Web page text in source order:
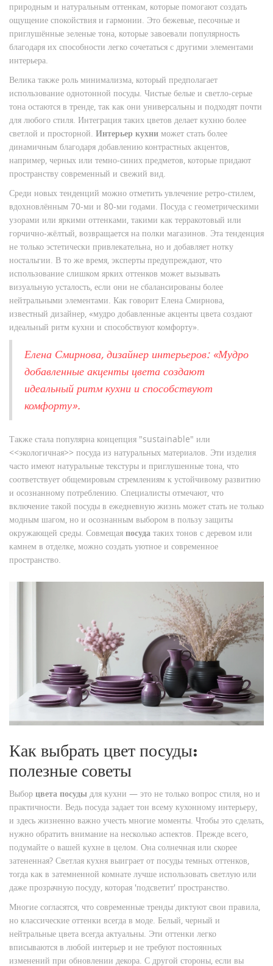
природным и натуральным оттенкам, которые помогают создать
ощущение спокойствия и гармонии. Это бежевые, песочные и
приглушённые зеленые тона, которые завоевали популярность
благодаря их способности легко сочетаться с другими элементами
интерьера.
Велика также роль минимализма, который предполагает
использование однотонной посуды. Чистые белые и светло-серые
тона остаются в тренде, так как они универсальны и подходят почти
для любого стиля. Интеграция таких цветов делает кухню более
светлой и просторной. Интерьер кухни может стать более
динамичным благодаря добавлению контрастных акцентов,
например, черных или темно-синих предметов, которые придают
пространству современный и свежий вид.
Среди новых тенденций можно отметить увлечение ретро-стилем,
вдохновлённым 70-ми и 80-ми годами. Посуда с геометрическими
узорами или яркими оттенками, такими как терракотовый или
горчично-жёлтый, возвращается на полки магазинов. Эта тенденция
не только эстетически привлекательна, но и добавляет нотку
ностальгии. В то же время, эксперты предупреждают, что
использование слишком ярких оттенков может вызывать
визуальную усталость, если они не сбалансированы более
нейтральными элементами. Как говорит Елена Смирнова,
известный дизайнер, «мудро добавленные акценты цвета создают
идеальный ритм кухни и способствуют комфорту».
Елена Смирнова, дизайнер интерьеров: «Мудро
добавленные акценты цвета создают
идеальный ритм кухни и способствуют
комфорту».
Также стала популярна концепция "sustainable" или
<<экологичная>> посуда из натуральных материалов. Эти изделия
часто имеют натуральные текстуры и приглушенные тона, что
соответствует общемировым стремлениям к устойчивому развитию
и осознанному потреблению. Специалисты отмечают, что
включение такой посуды в ежедневную жизнь может стать не только
модным шагом, но и осознанным выбором в пользу защиты
окружающей среды. Совмещая посуда таких тонов с деревом или
камнем в отделке, можно создать уютное и современное
пространство.
Как выбрать цвет посуды:
полезные советы
Выбор цвета посуды для кухни — это не только вопрос стиля, но и
практичности. Ведь посуда задает тон всему кухонному интерьеру,
и здесь жизненно важно учесть многие моменты. Чтобы это сделать,
нужно обратить внимание на несколько аспектов. Прежде всего,
подумайте о вашей кухне в целом. Она солнечная или скорее
затененная? Светлая кухня выиграет от посуды темных оттенков,
тогда как в затемненной комнате лучше использовать светлую или
даже прозрачную посуду, которая 'подсветит' пространство.
Многие согласятся, что современные тренды диктуют свои правила,
но классические оттенки всегда в моде. Белый, черный и
нейтральные цвета всегда актуальны. Эти оттенки легко
вписываются в любой интерьер и не требуют постоянных
изменений при обновлении декора. С другой стороны, если вы